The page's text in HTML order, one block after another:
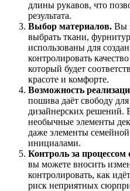
длины рукавов, что
результата.
Выбор материалов. Вы
выбрать ткани,
использованы для
контролировать
который будет
красоте и комфорте.
Возможность
пошива даёт свободу
дизайнерских решений.
необычные элементы
даже элементы
инициалами.
Контроль за процессом
вы можете вносить
контролировать, как
риск неприятных